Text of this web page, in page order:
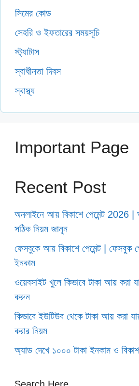
সিমের কোড
সেহরি ও ইফতারের সময়সূচি
স্ট্যাটাস
স্বাধীনতা দিবস
স্বাস্থ্য
Important Page
Recent Post
অনলাইনে আয় বিকাশে পেমেন্ট 2026
সঠিক নিয়ম জানুন
ফেসবুকে আয় বিকাশে পেমেন্ট | ফেসবুক
ইনকাম
ওয়েবসাইট খুলে কিভাবে টাকা আয় করা
করুন
কিভাবে ইউটিউব থেকে টাকা আয় করা
করার নিয়ম
অ্যাড দেখে ১০০০ টাকা ইনকাম ও